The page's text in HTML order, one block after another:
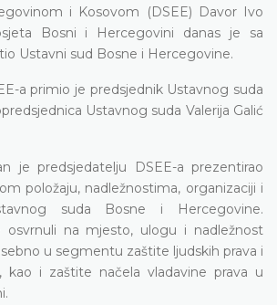
i Kosovom (DSEE) Davor Ivo
Bosni i Hercegovini danas je sa
Ustavni sud Bosne i Hercegovine.
a primio je predsjednik Ustavnog suda
Ustavnog suda Valerija Galić
je predsjedatelju DSEE-a prezentirao
položaju, nadležnostima, organizaciji i
suda Bosne i Hercegovine.
osvrnuli na mjesto, ulogu i nadležnost
u segmentu zaštite ljudskih prava i
kao i zaštite načela vladavine prava u